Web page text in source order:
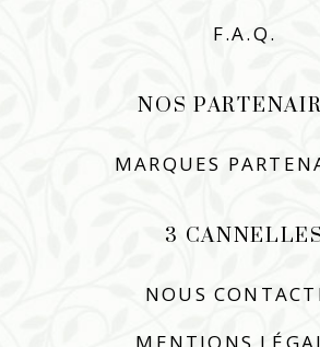
F.A.Q.
NOS
MARQUES
3 CANNELLES
NOUS